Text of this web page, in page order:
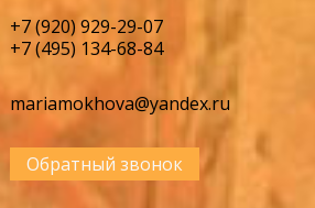
+7 (920) 929-29-07
+7 (495) 134-68-84
mariamokhova@yandex.ru
Обратный звонок